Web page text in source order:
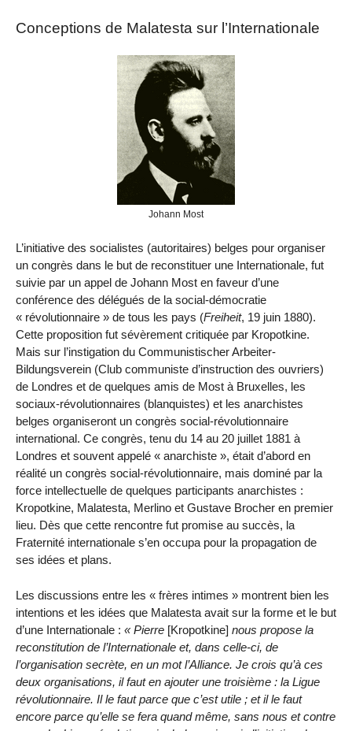
Conceptions de Malatesta sur l’Internationale
Johann Most
L’initiative des socialistes (autoritaires) belges pour organiser
un congrès dans le but de reconstituer une Internationale, fut
suivie par un appel de Johann Most en faveur d’une
conférence des délégués de la social-démocratie
« révolutionnaire » de tous les pays (Freiheit, 19 juin 1880).
Cette proposition fut sévèrement critiquée par Kropotkine.
Mais sur l’instigation du Communistischer Arbeiter-
Bildungsverein (Club communiste d’instruction des ouvriers)
de Londres et de quelques amis de Most à Bruxelles, les
sociaux-révolutionnaires (blanquistes) et les anarchistes
belges organiseront un congrès social-révolutionnaire
international. Ce congrès, tenu du 14 au 20 juillet 1881 à
Londres et souvent appelé « anarchiste », était d’abord en
réalité un congrès social-révolutionnaire, mais dominé par la
force intellectuelle de quelques participants anarchistes :
Kropotkine, Malatesta, Merlino et Gustave Brocher en premier
lieu. Dès que cette rencontre fut promise au succès, la
Fraternité internationale s’en occupa pour la propagation de
ses idées et plans.
Les discussions entre les « frères intimes » montrent bien les
intentions et les idées que Malatesta avait sur la forme et le but
d’une Internationale :
Pierre [Kropotkine] nous propose la
reconstitution de l’Internationale et, dans celle-ci, de
l’organisation secrète, en un mot l’Alliance. Je crois qu’à ces
deux organisations, il faut en ajouter une troisième : la Ligue
révolutionnaire. Il le faut parce que c’est utile ; et il le faut
encore parce qu’elle se fera quand même, sans nous et contre